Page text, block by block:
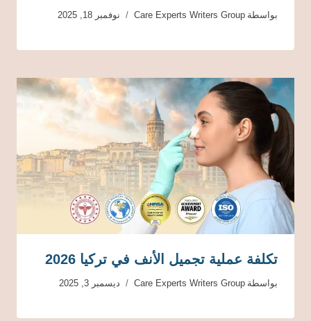
بواسطة Care Experts Writers Group نوفمبر 18, 2025
تكلفة عملية تجميل الأنف في تركيا 2026
بواسطة Care Experts Writers Group ديسمبر 3, 2025